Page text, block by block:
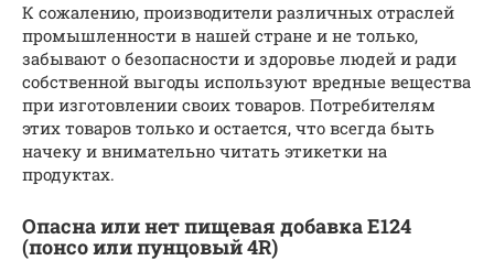
К сожалению, производители различных отраслей
промышленности в нашей стране и не только,
забывают о безопасности и здоровье людей и ради
собственной выгоды используют вредные вещества
при изготовлении своих товаров. Потребителям
этих товаров только и остается, что всегда быть
начеку и внимательно читать этикетки на
продуктах.
Опасна или нет пищевая добавка Е124
(понсо или пунцовый 4R)